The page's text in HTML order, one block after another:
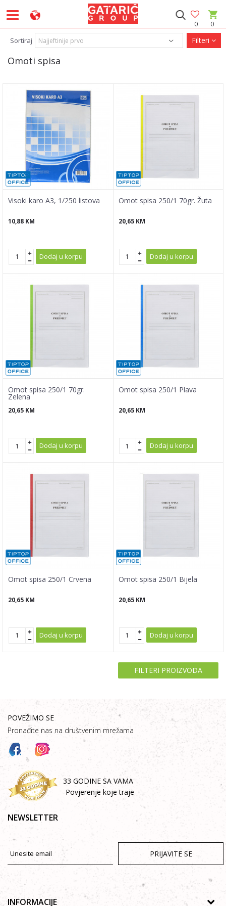
0
0
Omoti spisa
Sortiraj Filteri
Visoki karo A3, 1/250 listova
10,88 KM
Dodaj u korpu
Omot spisa 250/1 70gr. Žuta
20,65 KM
Dodaj u korpu
Omot spisa 250/1 70gr.
Zelena
20,65 KM
Dodaj u korpu
Omot spisa 250/1 Plava
20,65 KM
Dodaj u korpu
Omot spisa 250/1 Crvena
20,65 KM
Dodaj u korpu
Omot spisa 250/1 Bijela
20,65 KM
Dodaj u korpu
FILTERI PROIZVODA
POVEŽIMO SE
Pronađite nas na društvenim mrežama
33 GODINE SA VAMA
-Povjerenje koje traje-
NEWSLETTER
PRIJAVITE SE
INFORMACIJE